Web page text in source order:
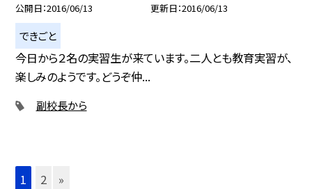
公開日 2016/06/13 更新日 2016/06/13
できごと
今日から２名の実習生が来ています。二人とも教育実習が、
楽しみのようです。どうぞ仲...
副校長から
1 2 »